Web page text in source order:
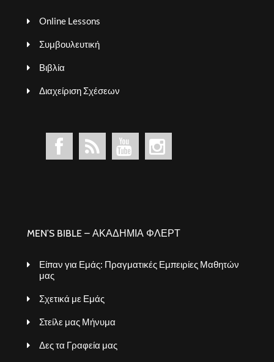
Online Lessons
Συμβουλευτική
Βιβλία
Διαχείριση Σχέσεων
MEN’S BIBLE – ΑΚΑΔΗΜΙΑ ΦΛΕΡΤ
Είπαν για Εμάς: Πραγματικές Εμπειρίες Μαθητών
μας
Σχετικά με Εμάς
Στείλε μας Μήνυμα
Δες τα Γραφεία μας